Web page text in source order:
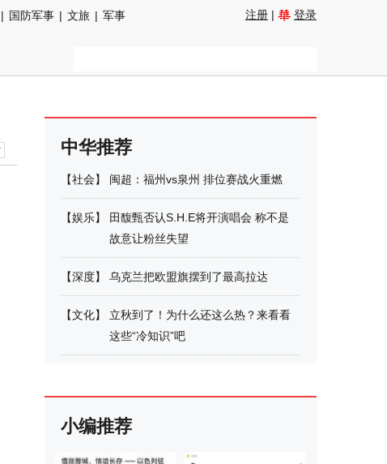
| 国防军事 | 文旅 | 军事
注册 | 登录
中华推荐
【社会】 闽超：福州vs泉州 排位赛战火重燃
【娱乐】
田馥甄否认S.H.E将开演唱会 称不是
故意让粉丝失望
【深度】 乌克兰把欧盟旗摆到了最高拉达
【文化】
立秋到了！为什么还这么热？来看看
这些“冷知识”吧
小编推荐